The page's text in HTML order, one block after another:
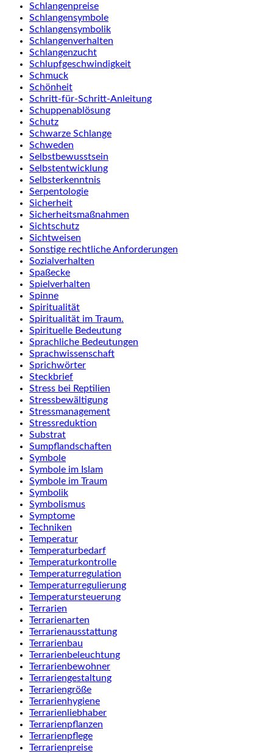
Schlangenpreise
Schlangensymbole
Schlangensymbolik
Schlangenverhalten
Schlangenzucht
Schlupfgeschwindigkeit
Schmuck
Schönheit
Schritt-für-Schritt-Anleitung
Schuppenablösung
Schutz
Schwarze Schlange
Schweden
Selbstbewusstsein
Selbstentwicklung
Selbsterkenntnis
Serpentologie
Sicherheit
Sicherheitsmaßnahmen
Sichtschutz
Sichtweisen
Sonstige rechtliche Anforderungen
Sozialverhalten
Spaßecke
Spielverhalten
Spinne
Spiritualität
Spiritualität im Traum.
Spirituelle Bedeutung
Sprachliche Bedeutungen
Sprachwissenschaft
Sprichwörter
Steckbrief
Stress bei Reptilien
Stressbewältigung
Stressmanagement
Stressreduktion
Substrat
Sumpflandschaften
Symbole
Symbole im Islam
Symbole im Traum
Symbolik
Symbolismus
Symptome
Techniken
Temperatur
Temperaturbedarf
Temperaturkontrolle
Temperaturregulation
Temperaturregulierung
Temperatursteuerung
Terrarien
Terrarienarten
Terrarienausstattung
Terrarienbau
Terrarienbeleuchtung
Terrarienbewohner
Terrariengestaltung
Terrariengröße
Terrarienhygiene
Terrarienliebhaber
Terrarienpflanzen
Terrarienpflege
Terrarienpreise